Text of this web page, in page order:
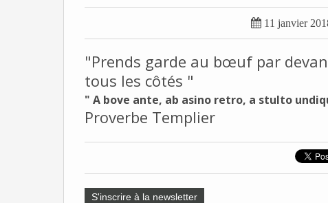
 11 janvier
"Prends garde au bœuf par
tous les côtés "
" A bove ante, ab asino retro, a stulto
Proverbe Templier
S'inscrire à la newsletter